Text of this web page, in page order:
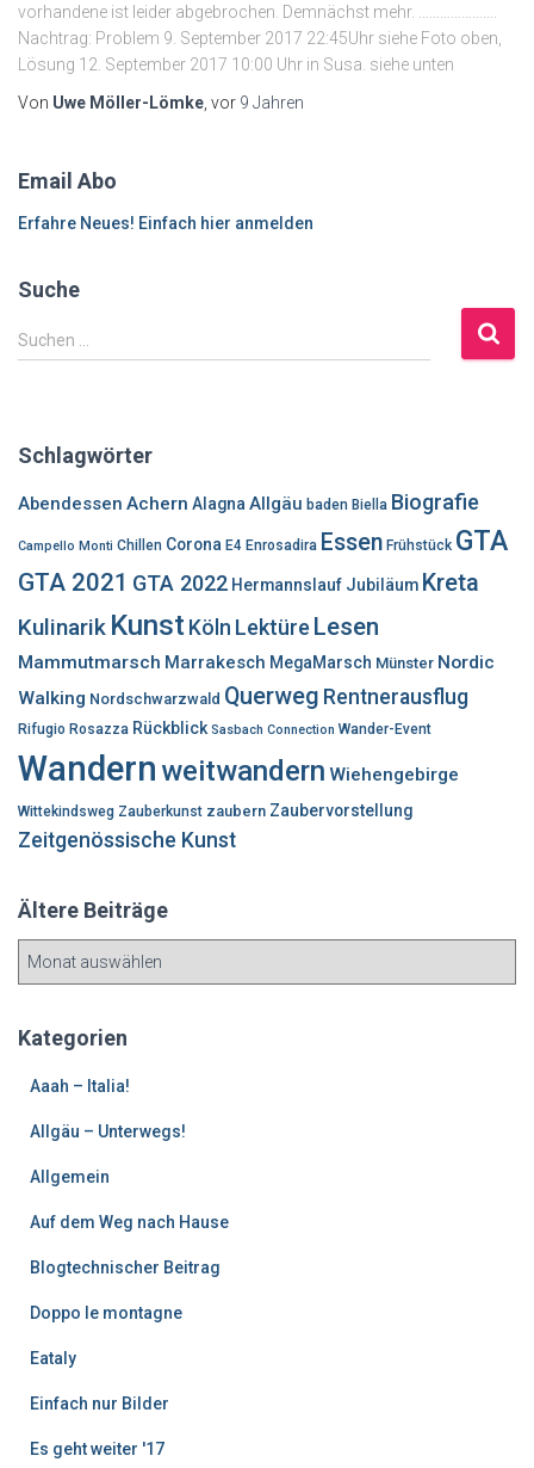
vorhandene ist leider abgebrochen. Demnächst mehr. ………………….
Nachtrag: Problem 9. September 2017 22:45Uhr siehe Foto oben,
Lösung 12. September 2017 10:00 Uhr in Susa. siehe unten
Von Uwe Möller-Lömke , vor 9 Jahren
Email Abo
Erfahre Neues! Einfach hier anmelden
Suche
S
u
n
a
c
:
Suchen …
Schlagwörter
Abendessen Achern Alagna Allgäu baden Biella Biografie
Campello Monti Chillen Corona E4 Enrosadira Essen Frühstück GTA
GTA 2021 GTA 2022 Hermannslauf Jubiläum Kreta
Kulinarik Kunst Köln LektüreLesen
Mammutmarsch Marrakesch MegaMarsch Münster Nordic
Walking Nordschwarzwald Querweg Rentnerausflug
Rifugio Rosazza Rückblick Sasbach Connection Wander-Event
Wandern weitwandern Wiehengebirge
Wittekindsweg Zauberkunst zaubern Zaubervorstellung
Zeitgenössische Kunst
Ältere Beiträge
e
Kategorien
Aaah – Italia!
Allgäu – Unterwegs!
Allgemein
Auf dem Weg nach Hause
Blogtechnischer Beitrag
Doppo le montagne
Eataly
Einfach nur Bilder
Es geht weiter '17